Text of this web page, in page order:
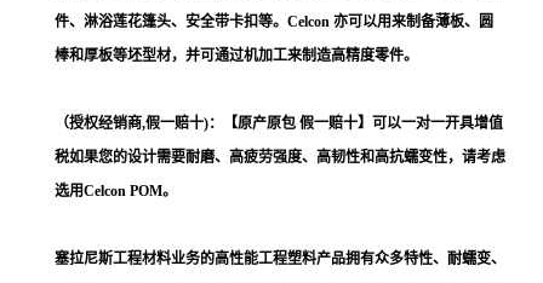
件、淋浴莲花篷头、安全带卡扣等。Celcon 亦可以用来制备薄板、圆
棒和厚板等坯型材，并可通过机加工来制造高精度零件。
（授权经销商,假一赔十)：【原产原包 假一赔十】可以一对一开具增值
税如果您的设计需要耐磨、高疲劳强度、高韧性和高抗蠕变性，请考虑
选用Celcon POM。
塞拉尼斯工程材料业务的高性能工程塑料产品拥有众多特性、耐蠕变、